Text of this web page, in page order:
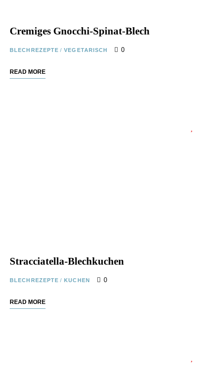
Cremiges Gnocchi-Spinat-Blech
BLECHREZEPTE / VEGETARISCH 0
READ MORE
Stracciatella-Blechkuchen
BLECHREZEPTE / KUCHEN 0
READ MORE